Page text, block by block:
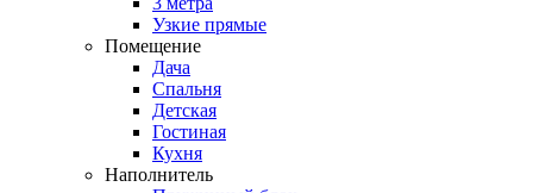
Узкие прямые
Помещение
Дача
Спальня
Детская
Гостиная
Кухня
Наполнитель